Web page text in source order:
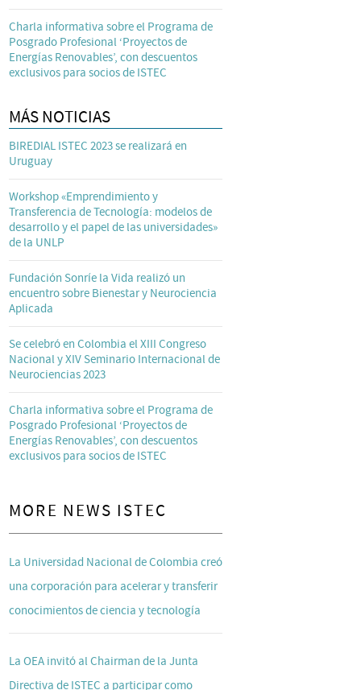
Charla informativa sobre el Programa de
Posgrado Profesional ‘Proyectos de
Energías Renovables’, con descuentos
exclusivos para socios de ISTEC
MÁS NOTICIAS
BIREDIAL ISTEC 2023 se realizará en
Uruguay
Workshop «Emprendimiento y
Transferencia de Tecnología: modelos de
desarrollo y el papel de las universidades»
de la UNLP
Fundación Sonríe la Vida realizó un
encuentro sobre Bienestar y Neurociencia
Aplicada
Se celebró en Colombia el XIII Congreso
Nacional y XIV Seminario Internacional de
Neurociencias 2023
Charla informativa sobre el Programa de
Posgrado Profesional ‘Proyectos de
Energías Renovables’, con descuentos
exclusivos para socios de ISTEC
MORE NEWS ISTEC
La Universidad Nacional de Colombia creó
una corporación para acelerar y transferir
conocimientos de ciencia y tecnología
La OEA invitó al Chairman de la Junta
Directiva de ISTEC a participar como